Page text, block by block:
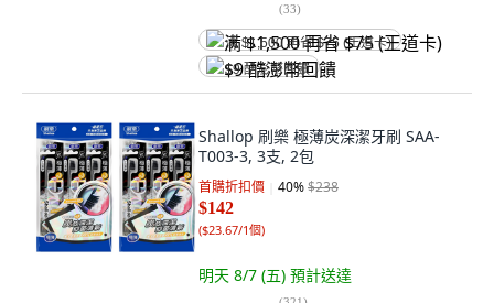
(33)
满 $1,500 再省 $75 (王道卡)
$9 酷澎幣回饋
Shallop 刷樂 極薄炭深潔牙刷 SAA-
T003-3, 3支, 2包
首購折扣價 40%$238
$142
($23.67/1個)
明天 8/7 (五) 預計送達